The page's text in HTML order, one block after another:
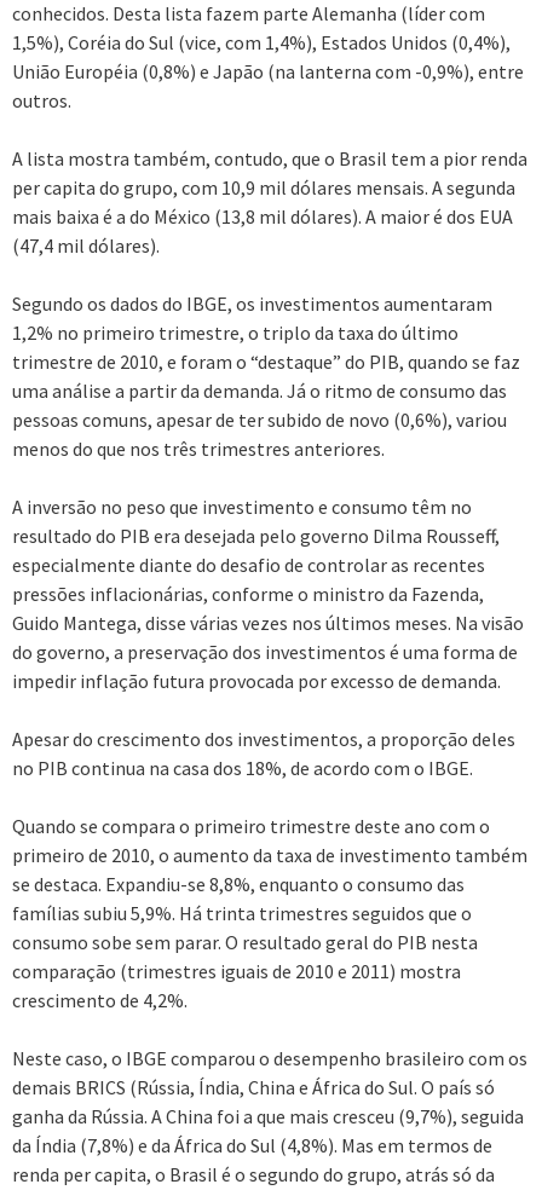
conhecidos. Desta lista fazem parte Alemanha (líder com
1,5%), Coréia do Sul (vice, com 1,4%), Estados Unidos (0,4%),
União Européia (0,8%) e Japão (na lanterna com -0,9%), entre
outros.
A lista mostra também, contudo, que o Brasil tem a pior renda
per capita do grupo, com 10,9 mil dólares mensais. A segunda
mais baixa é a do México (13,8 mil dólares). A maior é dos EUA
(47,4 mil dólares).
Segundo os dados do IBGE, os investimentos aumentaram
1,2% no primeiro trimestre, o triplo da taxa do último
trimestre de 2010, e foram o “destaque” do PIB, quando se faz
uma análise a partir da demanda. Já o ritmo de consumo das
pessoas comuns, apesar de ter subido de novo (0,6%), variou
menos do que nos três trimestres anteriores.
A inversão no peso que investimento e consumo têm no
resultado do PIB era desejada pelo governo Dilma Rousseff,
especialmente diante do desafio de controlar as recentes
pressões inflacionárias, conforme o ministro da Fazenda,
Guido Mantega, disse várias vezes nos últimos meses. Na visão
do governo, a preservação dos investimentos é uma forma de
impedir inflação futura provocada por excesso de demanda.
Apesar do crescimento dos investimentos, a proporção deles
no PIB continua na casa dos 18%, de acordo com o IBGE.
Quando se compara o primeiro trimestre deste ano com o
primeiro de 2010, o aumento da taxa de investimento também
se destaca. Expandiu-se 8,8%, enquanto o consumo das
famílias subiu 5,9%. Há trinta trimestres seguidos que o
consumo sobe sem parar. O resultado geral do PIB nesta
comparação (trimestres iguais de 2010 e 2011) mostra
crescimento de 4,2%.
Neste caso, o IBGE comparou o desempenho brasileiro com os
demais BRICS (Rússia, Índia, China e África do Sul. O país só
ganha da Rússia. A China foi a que mais cresceu (9,7%), seguida
da Índia (7,8%) e da África do Sul (4,8%). Mas em termos de
renda per capita, o Brasil é o segundo do grupo, atrás só da